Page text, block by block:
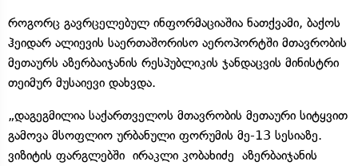
როგორც გავრცელებულ ინფორმაციაშია ნათქვამი, ბაქოს
ჰეიდარ ალიევის საერთაშორისო აეროპორტში მთავრობის
მეთაურს აზერბაიჯანის რესპუბლიკის ჯანდაცვის მინისტრი
თეიმურ მუსაიევი დახვდა.
„დაგეგმილია საქართველოს მთავრობის მეთაური სიტყვით
გამოვა მსოფლიო ურბანული ფორუმის მე-13 სესიაზე.
ვიზიტის ფარგლებში ირაკლი კობახიძე აზერბაიჯანის